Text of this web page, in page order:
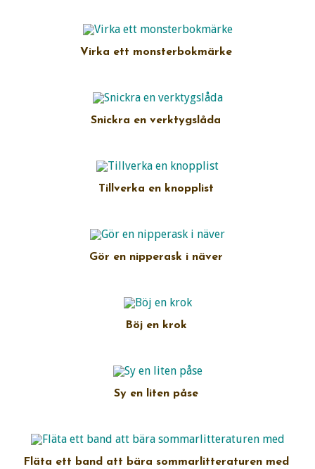
Virka ett monsterbokmärke
Snickra en verktygslåda
Tillverka en knopplist
Gör en nipperask i näver
Böj en krok
Sy en liten påse
Fläta ett band att bära sommarlitteraturen med